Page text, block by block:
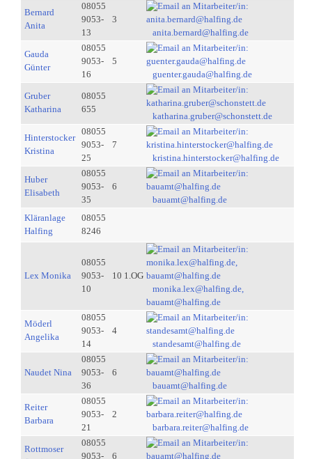
Bernard
Anita
08055
9053-
13
3
anita.bernard@halfing.de
Gauda
Günter
08055
9053-
16
5
guenter.gauda@halfing.de
Gruber
Katharina
08055
655
katharina.gruber@schonstett.de
Hinterstocker
Kristina
08055
9053-
25
7
kristina.hinterstocker@halfing.de
Huber
Elisabeth
08055
9053-
35
6
bauamt@halfing.de
Kläranlage
Halfing
08055
8246
Lex Monika
08055
9053-
10
10 1.OG
monika.lex@halfing.de,
bauamt@halfing.de
Möderl
Angelika
08055
9053-
14
4
standesamt@halfing.de
Naudet Nina
08055
9053-
36
6
bauamt@halfing.de
Reiter
Barbara
08055
9053-
21
2
barbara.reiter@halfing.de
Rottmoser
08055
9053-
6